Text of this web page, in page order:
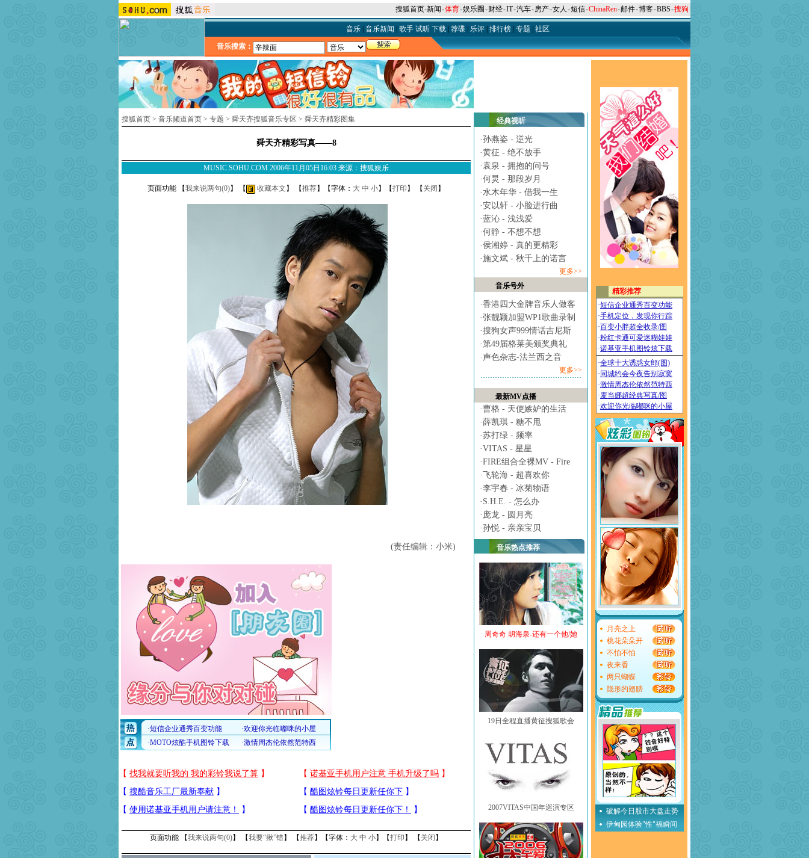
搜狐首页-新闻-体育-娱乐圈 -财经-IT-汽车-房产-女人 -短信-ChinaRen-邮件-博客-BBS-搜狗
音乐| 音乐新闻 歌手 试听 下载| 荐碟| 乐评| 排行榜| 专题 社区
音乐搜索：
搜狐首页 > 音乐频道首页 > 专题 > 舜天齐搜狐音乐专区 > 舜天齐精彩图集
舜天齐精彩写真——8
MUSIC.SOHU.COM 2006年11月05日16:03 来源：搜狐娱乐
页面功能 【我来说两句(0)】 【 收藏本文 】 【推荐】【字体： 大 中 小】【打印 】 【 关闭 】
(责任编辑：小米)
页面功能 【我来说两句(0)】 【我要“揪”错】 【推荐】【字体： 大 中 小】【打印 】 【 关闭 】
经典视听
·孙燕姿 - 逆光
·黄征 - 绝不放手
·袁泉 - 拥抱的问号
·何炅 - 那段岁月
·水木年华 - 借我一生
·安以轩 - 小脸进行曲
·蓝沁 - 浅浅爱
·何静 - 不想不想
·侯湘婷 - 真的更精彩
·施文斌 - 秋千上的诺言
更多>>
音乐号外
·香港四大金牌音乐人做客
·张靓颖加盟WP1歌曲录制
·搜狗女声999情话吉尼斯
·第49届格莱美颁奖典礼
·声色杂志-法兰西之音
更多>>
最新MV点播
·曹格 - 天使嫉妒的生活
·薛凯琪 - 糖不甩
·苏打绿 - 频率
·VITAS - 星星
·FIRE组合全裸MV - Fire
· 飞轮海 - 超喜欢你
·李宇春 - 冰菊物语
· S.H.E. - 怎么办
· 庞龙 - 圆月亮
·孙悦 - 亲亲宝贝
音乐热点推荐
周奇奇 胡海泉-还有一个他/她
19日全程直播黄征搜狐歌会
2007VITAS中国年巡演专区
月亮之上
桃花朵朵开
不怕不怕
夜来香
两只蝴蝶
隐形的翅膀
破解今日股市大盘走势
伊甸园体验"性"福瞬间